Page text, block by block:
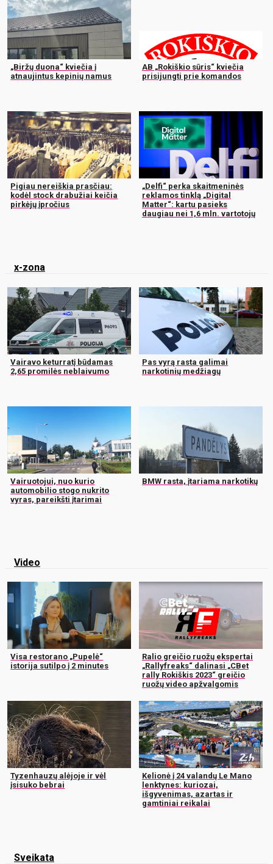
„Biržų duona“ kviečia į
atnaujintus kepinių namus
AB „Rokiškio sūris“ kviečia
prisijungti prie komandos
Pigiau nereiškia prasčiau:
kodėl stock drabužiai keičia
pirkėjų įpročius
„Delfi“ perka skaitmeninės
reklamos tinklą „Digital
Matter“: kartu pasieks
daugiau nei 1,6 mln. vartotojų
x-zona
Vairavo keturratį būdamas
2,65 promilės neblaivumo
Pas vyrą rasta galimai
narkotinių medžiagų
Vairuotojui, nuo kurio
automobilio stogo nukrito
vyras, pareikšti įtarimai
BMW rasta, įtariama narkotikų
Video
Visa restorano „Pupelė“
istorija sutilpo į 2 minutes
Ralio greičio ruožų ekspertai
„Rallyfreaks“ dalinasi „CBet
rally Rokiškis 2023“ greičio
ruožų video apžvalgomis
Tyzenhauzų alėjoje ir vėl
įsisuko bebrai
Kelionė į 24 valandų Le Mano
lenktynes: kuriozai,
išgyvenimas, azartas ir
gamtiniai reikalai
Sveikata